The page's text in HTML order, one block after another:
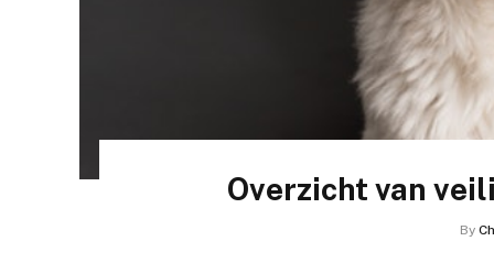
Overzicht van
By